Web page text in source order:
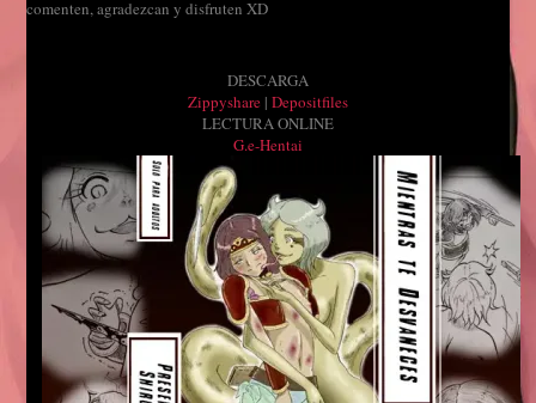
comenten, agradezcan y disfruten XD
DESCARGA
Zippyshare | Depositfiles
LECTURA ONLINE
G.e-Hentai